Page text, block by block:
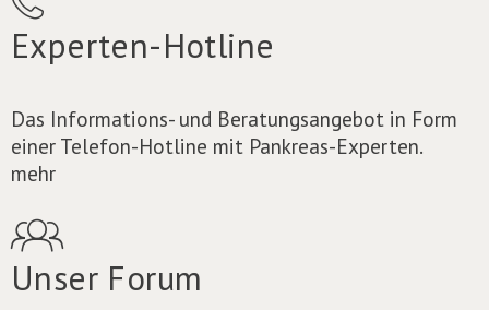
Experten-Hotline
Das Informations- und Beratungsangebot in Form
einer Telefon-Hotline mit Pankreas-Experten.
mehr
Unser Forum